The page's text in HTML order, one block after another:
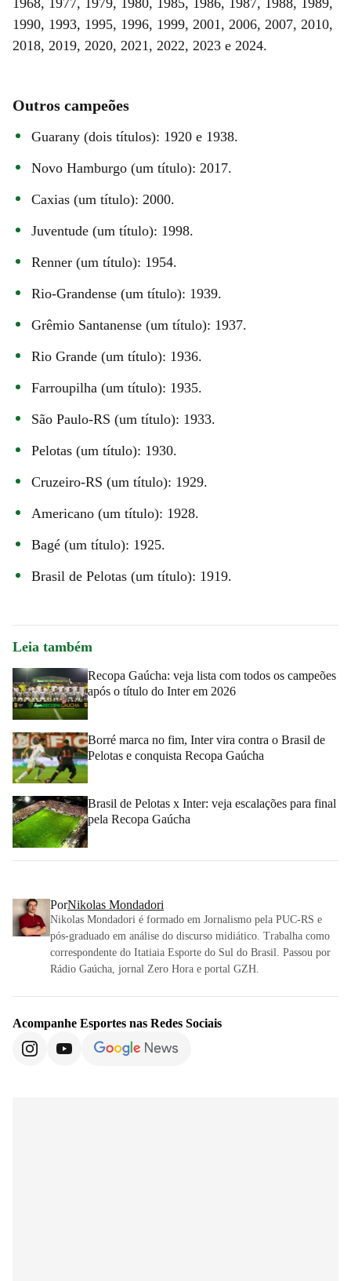
1968, 1977, 1979, 1980, 1985, 1986, 1987, 1988, 1989,
1990, 1993, 1995, 1996, 1999, 2001, 2006, 2007, 2010,
2018, 2019, 2020, 2021, 2022, 2023 e 2024.
Outros campeões
Guarany (dois títulos): 1920 e 1938.
Novo Hamburgo (um título): 2017.
Caxias (um título): 2000.
Juventude (um título): 1998.
Renner (um título): 1954.
Rio-Grandense (um título): 1939.
Grêmio Santanense (um título): 1937.
Rio Grande (um título): 1936.
Farroupilha (um título): 1935.
São Paulo-RS (um título): 1933.
Pelotas (um título): 1930.
Cruzeiro-RS (um título): 1929.
Americano (um título): 1928.
Bagé (um título): 1925.
Brasil de Pelotas (um título): 1919.
Leia também
Recopa Gaúcha: veja lista com todos os campeões
após o título do Inter em 2026
Borré marca no fim, Inter vira contra o Brasil de
Pelotas e conquista Recopa Gaúcha
Brasil de Pelotas x Inter: veja escalações para final
pela Recopa Gaúcha
PorNikolas Mondadori
Nikolas Mondadori é formado em Jornalismo pela PUC-RS e
pós-graduado em análise do discurso midiático. Trabalha como
correspondente do Itatiaia Esporte do Sul do Brasil. Passou por
Rádio Gaúcha, jornal Zero Hora e portal GZH.
Acompanhe Esportes nas Redes Sociais